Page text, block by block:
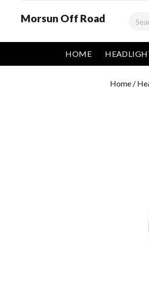
Morsun Off Road
HOME
Home /